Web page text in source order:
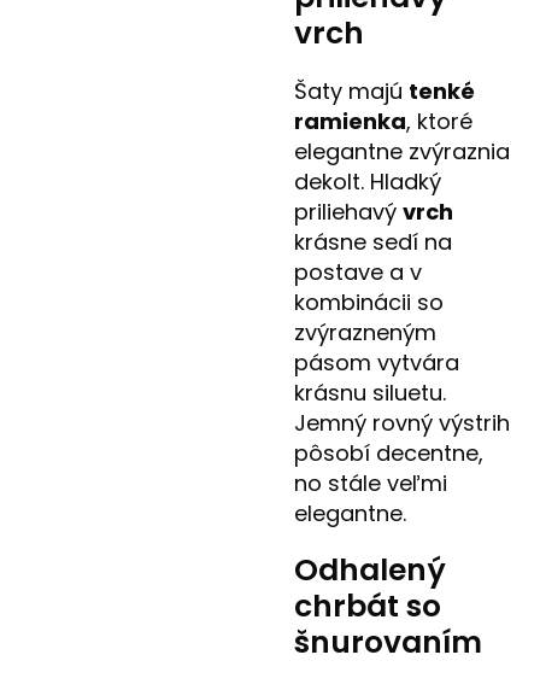
vrch
Šaty majú tenké
ramienka, ktoré
elegantne zvýraznia
dekolt. Hladký
priliehavý vrch
krásne sedí na
postave a v
kombinácii so
zvýrazneným
pásom vytvára
krásnu siluetu.
Jemný rovný výstrih
pôsobí decentne,
no stále veľmi
elegantne.
Odhalený
chrbát so
šnurovaním